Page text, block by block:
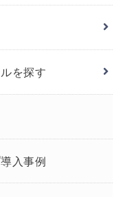
を探す
入事例